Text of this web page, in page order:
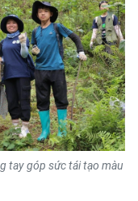
tay góp sức tái tạo màu